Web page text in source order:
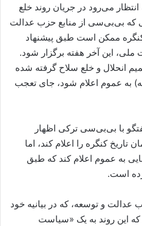
می‌رود در جریان روند خلع
که بی‌بی‌سی از منابع حزب عدالت
ممکن است طبق پیشنهاد
این آخر هفته برگزار شود.
انحلال و خلع سلاح گرفته شده
در ابتدای هفته (۵ و ۶ مه) به عموم اعلام شود، جای تعجب
با بی‌بی‌سی ترکی اظهار
تاریخ کنگره را اعلام کند، اما
به عموم اعلام کند که طبق
است.
و توسعه، که در بیانیه خود
که این روند به یک «سیاست